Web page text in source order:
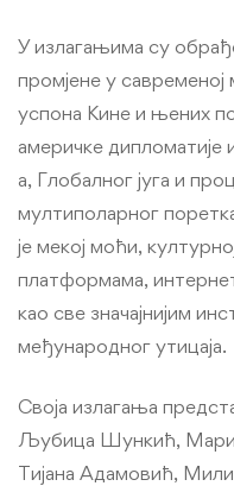
У излагањима су
промјене у
успона Кине и њених
америчке
а, Глобалног југа и
мултиполарног
је мекој моћи,
платформама,
као све значајнијим
међународног утицаја.
Своја излагања
Љубица Шункић,
Тијана Адамовић,